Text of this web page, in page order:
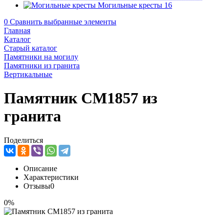
Могильные кресты 16
0 Сравнить выбранные элементы
Главная
Каталог
Старый каталог
Памятники на могилу
Памятники из гранита
Вертикальные
Памятник CM1857 из
гранита
Поделиться
Описание
Характеристики
Отзывы0
0%